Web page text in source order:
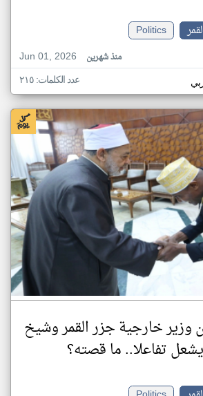
Politics
Jun 01, 2026
منذ شهرين
عدد الكلمات: ٢١٥
وزير خارجية جزر القمر وشيخ
يشعل تفاعلا.. ما قصته؟